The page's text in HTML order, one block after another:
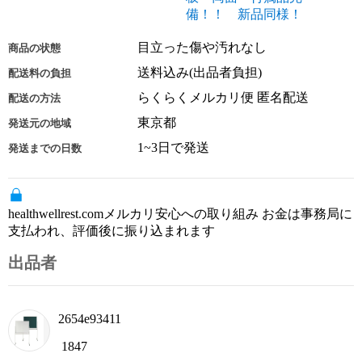
備！！ 新品同様！
商品の状態 目立った傷や汚れなし
配送料の負担 送料込み(出品者負担)
配送の方法 らくらくメルカリ便 匿名配送
発送元の地域 東京都
発送までの日数 1~3日で発送
healthwellrest.comメルカリ安心への取り組み お金は事務局に
支払われ、評価後に振り込まれます
出品者
2654e93411
1847